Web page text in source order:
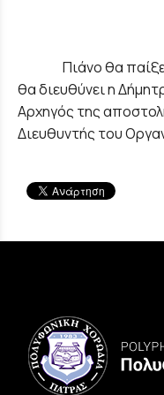
Πιάνο θα παίξει
θα διευθύνει η
Αρχηγός της
Διευθυντής του